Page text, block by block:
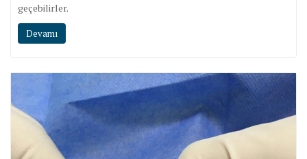
geçebilirler.
Devamı